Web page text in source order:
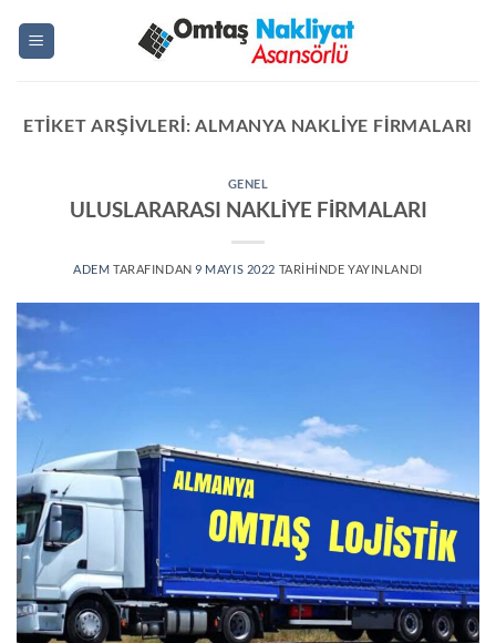
ETIKET ARŞIVLERI:ALMANYA NAKLIYE FIRMALARI
GENEL
ULUSLARARASI NAKLİYE FİRMALARI
ADEM TARAFINDAN 9 MAYIS 2022 TARIHINDE YAYINLANDI